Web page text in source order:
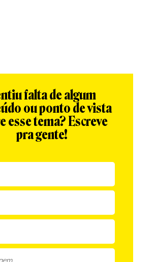
falta de algum
ou ponto de vista
esse tema? Escreve
pra gente!